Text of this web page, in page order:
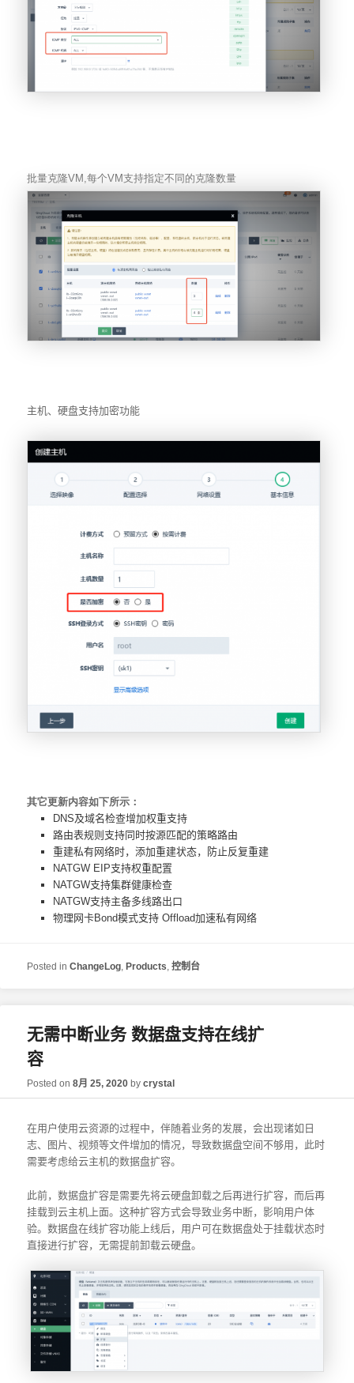
批量克隆VM,每个VM支持指定不同的克隆数量
主机、硬盘支持加密功能
其它更新内容如下所示：
DNS及域名检查增加权重支持
路由表规则支持同时按源匹配的策略路由
重建私有网络时，添加重建状态，防止反复重建
NATGW EIP支持权重配置
NATGW支持集群健康检查
NATGW支持主备多线路出口
物理网卡Bond模式支持 Offload加速私有网络
Posted in ChangeLog ,Products ,控制台
无需中断业务 数据盘支持在线扩
容
Posted on8月 25, 2020 bycrystal
在用户使用云资源的过程中，伴随着业务的发展，会出现诸如日
志、图片、视频等文件增加的情况，导致数据盘空间不够用，此时
需要考虑给云主机的数据盘扩容。
此前，数据盘扩容是需要先将云硬盘卸载之后再进行扩容，而后再
挂载到云主机上面。这种扩容方式会导致业务中断，影响用户体
验。数据盘在线扩容功能上线后，用户可在数据盘处于挂载状态时
直接进行扩容，无需提前卸载云硬盘。